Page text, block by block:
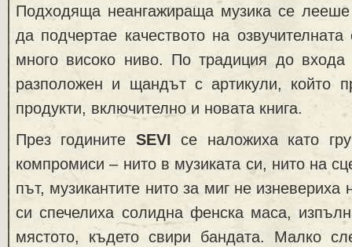
Подходяща неангажираща музика се
да подчертае качеството на
много високо ниво. По традиция до
разположен и щандът с артикули, който
продукти, включително и новата книга.
През годините SEVI се наложиха като
компромиси – нито в музиката си, нито на
път, музикантите нито за миг не изневериха
си спечелиха солидна фенска маса,
мястото, където свири бандата. Малко